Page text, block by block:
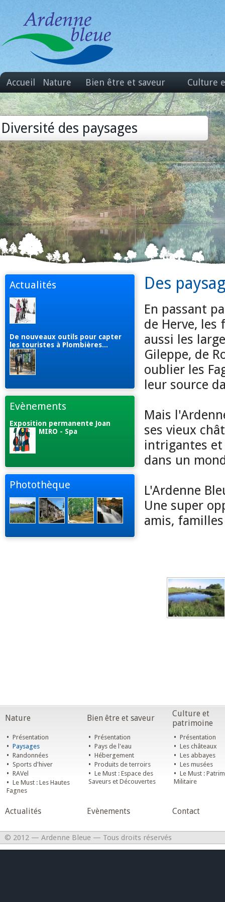
Accueil Nature Bien être et saveur Culture
Diversité des paysages
Actualités
De nouveaux outils pour capter
les touristes à Plombières...
Evènements
Exposition permanente Joan
MIRO - Spa
Photothèque
Des
En passant
de Herve, les
aussi les
Gileppe, de
oublier les
leur source
Mais
ses vieux
intrigantes
dans un
L'Ardenne
Une super
amis,
Nature Bien être et saveur
Culture et
patrimoine
• Présentation
• Paysages
• Randonnées
• Sports d'hiver
• RAVel
• Le Must : Les Hautes
Fagnes
• Présentation
• Pays de l'eau
• Hébergement
• Produits de terroirs
• Le Must : Espace des
Saveurs et Découvertes
• Présentation
• Les châteaux
• Les abbayes
• Les musées
• Le Must :
Militaire
Actualités Evènements Contact
© 2012 — Ardenne Bleue — Tous droits réservés